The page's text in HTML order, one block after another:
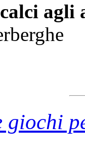
agli
giochi